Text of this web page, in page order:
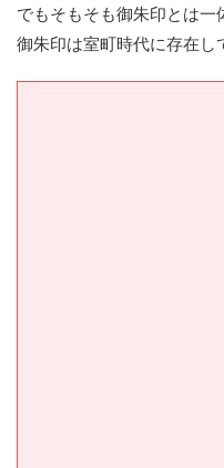
でもそもそも御朱印とは一
御朱印は室町時代に存在し